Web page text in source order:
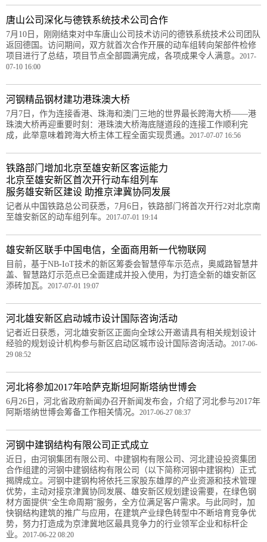
唐山公司深化与德铁系统技术公司合作
7月10日，刚刚结束对中车唐山公司技术访问的德铁系统技术公司团队
返回德国。访问期间，双方就首次合作开展的动车组转向架部件检修
项目进行了总结，项目节点全部圆满完成，各项成果令人满意。 2017-
07-10 16:00
河钢精品钢材建功港珠澳大桥
7月7日，作为连接香港、珠海和澳门三地的世界最长跨海大桥——港
珠澳大桥再迎重要时刻：港珠澳大桥海底隧道段的连接工作顺利完
成，此举意味着跨海大桥主体工程全面实现贯通。 2017-07-07 16:56
铁路部门增加北京至雄安新区客运能力
北京至雄安新区首次开行动车组列车
服务雄安新区建设 助推京津冀协同发展
记者从中国铁路总公司获悉，7月6日，铁路部门将首次开行2对北京南
至雄安新区的动车组列车。 2017-07-01 19:14
雄安新区联手中国电信，全面商用新一代物联网
目前，基于NB-IoT技术的新区筹委会智慧停车示范点，奥威路智慧井
盖、智慧路灯示范点已全面建成并投入使用，为打造全新的雄安新区
添砖加瓦。 2017-07-01 19:07
河北雄安新区启动城市设计国际咨询活动
记者近日获悉，河北雄安新区正面向全球公开邀请具有相关规划设计
经验的规划设计机构参与新区启动区城市设计国际咨询活动。 2017-06-
29 08:52
河北将参加2017年哈萨克斯坦阿斯塔纳世博会
6月26日，河北省政府新闻办召开新闻发布会，介绍了河北参与2017年
阿斯塔纳世博会筹备工作相关情况。 2017-06-27 08:37
河钢中建钢结构有限公司正式成立
近日，由河钢集团有限公司、中建钢构有限公司、河北建设投资集团
合作组建的河钢中建钢结构有限公司（以下简称河钢中建钢构）正式
揭牌成立。河钢中建钢构将依托三家股东雄厚的产业资源和技术管理
优势，主动对接京津冀协同发展、雄安新区规划建设需要，在绿色钢
材方面提供“全生命周期”服务，全方位满足客户需求。与此同时，加
快钢结构建筑的推广与应用，在建筑产业绿色转型中不断培育竞争优
势，努力打造成为京津冀地区最具竞争力的行业领军企业和标杆企
业。 2017-06-22 08:20